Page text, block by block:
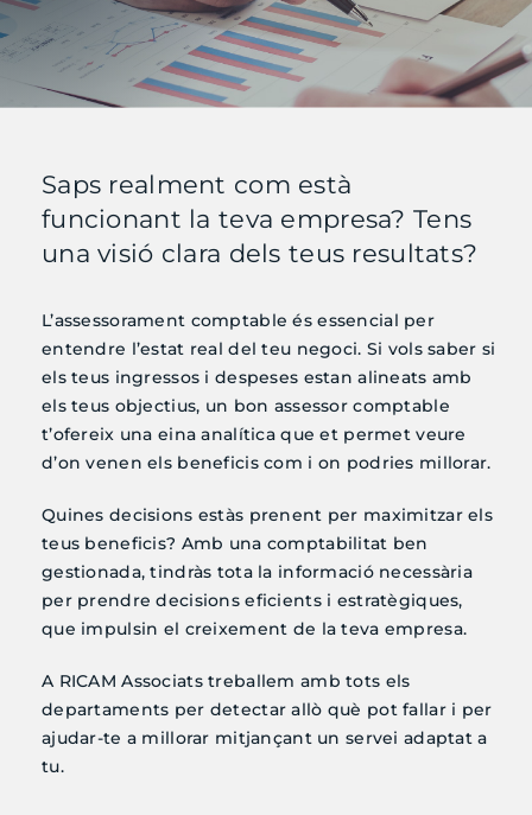
Actualitat
Calendari
Àrea Clients
cat
Saps realment com està
funcionant la teva empresa? Tens
una visió clara dels teus resultats?
L’assessorament comptable és essencial per
entendre l’estat real del teu negoci. Si vols saber si
els teus ingressos i despeses estan alineats amb
els teus objectius, un bon assessor comptable
t’ofereix una eina analítica que et permet veure
d’on venen els beneficis com i on podries millorar.
Quines decisions estàs prenent per maximitzar els
teus beneficis? Amb una comptabilitat ben
gestionada, tindràs tota la informació necessària
per prendre decisions eficients i estratègiques,
que impulsin el creixement de la teva empresa.
A RICAM Associats treballem amb tots els
departaments per detectar allò què pot fallar i per
ajudar-te a millorar mitjançant un servei adaptat a
tu.